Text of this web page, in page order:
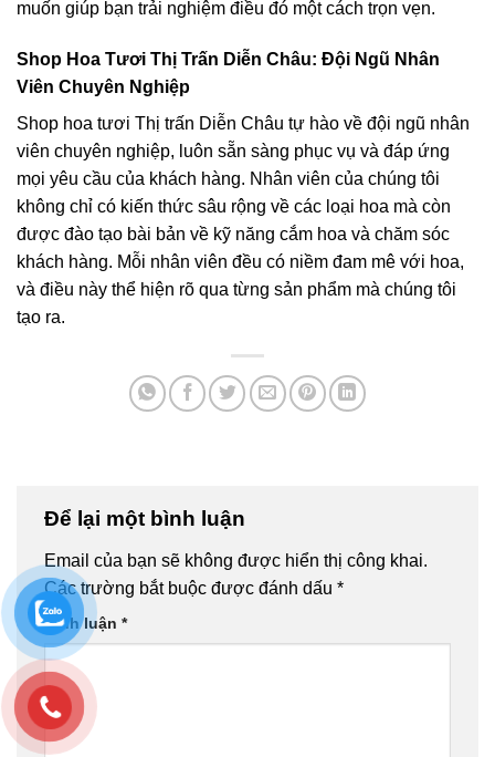
muốn giúp bạn trải nghiệm điều đó một cách trọn vẹn.
Shop Hoa Tươi Thị Trấn Diễn Châu: Đội Ngũ Nhân
Viên Chuyên Nghiệp
Shop hoa tươi Thị trấn Diễn Châu tự hào về đội ngũ nhân
viên chuyên nghiệp, luôn sẵn sàng phục vụ và đáp ứng
mọi yêu cầu của khách hàng. Nhân viên của chúng tôi
không chỉ có kiến thức sâu rộng về các loại hoa mà còn
được đào tạo bài bản về kỹ năng cắm hoa và chăm sóc
khách hàng. Mỗi nhân viên đều có niềm đam mê với hoa,
và điều này thể hiện rõ qua từng sản phẩm mà chúng tôi
tạo ra.
Để lại một bình luận
Email của bạn sẽ không được hiển thị công khai.
Các trường bắt buộc được đánh dấu *
Bình luận *